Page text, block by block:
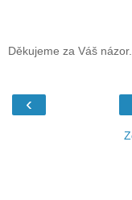
Děkujeme za Váš názor.
‹